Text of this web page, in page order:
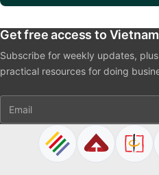
Get free access to
Subscribe for weekly updates,
practical resources for doing
Email